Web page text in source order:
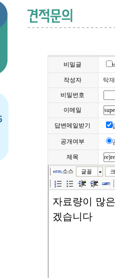
비밀글
작성자 탁
비밀번호
이메일
답변메일받기
공개여부
제목
소스 글꼴